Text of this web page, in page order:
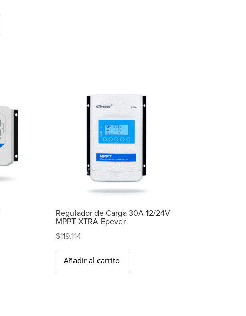
Regulador de Carga 30A 12/24V
MPPT XTRA Epever
$119.114
Añadir al carrito